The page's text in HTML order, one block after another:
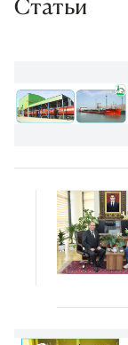
Статьи